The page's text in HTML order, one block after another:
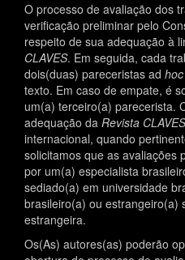
O processo de avaliação dos
verificação preliminar pelo
respeito de sua adequação à
CLAVES. Em seguida, cada
dois(duas) pareceristas ad hoc
texto. Em caso de empate, é
um(a) terceiro(a) parecerista.
adequação da Revista CLAVES
internacional, quando
solicitamos que as avaliações
por um(a) especialista
sediado(a) em universidade
brasileiro(a) ou estrangeiro(a)
estrangeira.
Os(As) autores(as) poderão